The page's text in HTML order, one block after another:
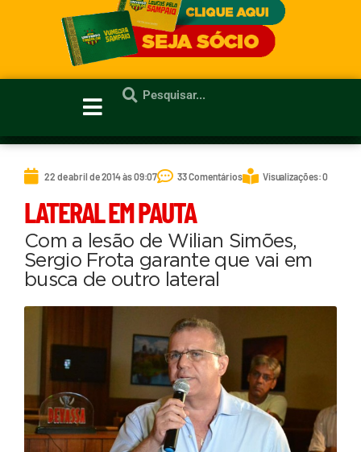
22 de abril de 2014 às 09:07 33 Comentários Visualizações: 0
LATERAL EM PAUTA
Com a lesão de Wilian Simões,
Sergio Frota garante que vai em
busca de outro lateral